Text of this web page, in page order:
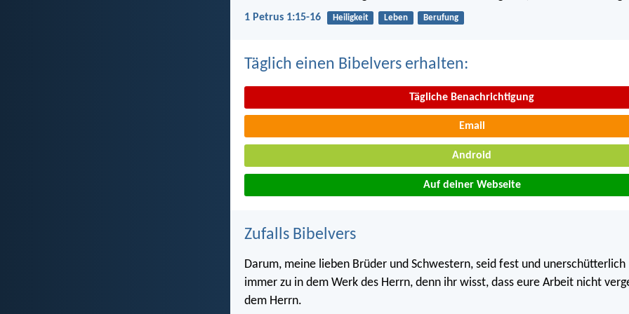
1 Petrus 1:15-16 Heiligkeit Leben Berufung
Täglich einen Bibelvers erhalten:
Tägliche Benachrichtigung
Email
Android
Auf deiner Webseite
Zufalls Bibelvers
Darum, meine lieben Brüder und Schwestern, seid fest und
immer zu in dem Werk des Herrn, denn ihr wisst, dass eure Arbeit nicht
dem Herrn.